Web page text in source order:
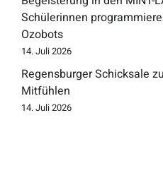
Schülerinnen
Ozobots
14. Juli 2026
Regensburger Schicksale
Mitfühlen
14. Juli 2026